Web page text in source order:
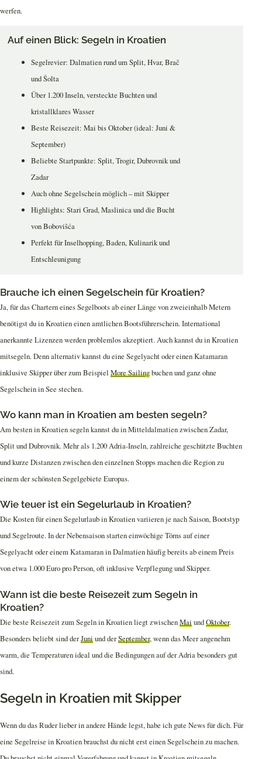
werfen.
Auf einen Blick: Segeln in Kroatien
Segelrevier: Dalmatien rund um Split, Hvar, Brač
und Šolta
Über 1.200 Inseln, versteckte Buchten und
kristallklares Wasser
Beste Reisezeit: Mai bis Oktober (ideal: Juni &
September)
Beliebte Startpunkte: Split, Trogir, Dubrovnik und
Zadar
Auch ohne Segelschein möglich – mit Skipper
Highlights: Stari Grad, Maslinica und die Bucht
von Bobovišća
Perfekt für Inselhopping, Baden, Kulinarik und
Entschleunigung
Brauche ich einen Segelschein für Kroatien?
Ja, für das Chartern eines Segelboots ab einer Länge von zweieinhalb Metern
benötigst du in Kroatien einen amtlichen Bootsführerschein. International
anerkannte Lizenzen werden problemlos akzeptiert. Auch kannst du in Kroatien
mitsegeln. Denn alternativ kannst du eine Segelyacht oder einen Katamaran
inklusive Skipper über zum Beispiel More Sailingbuchen und ganz ohne
Segelschein in See stechen.
Wo kann man in Kroatien am besten segeln?
Am besten in Kroatien segeln kannst du in Mitteldalmatien zwischen Zadar,
Split und Dubrovnik. Mehr als 1.200 Adria-Inseln, zahlreiche geschützte Buchten
und kurze Distanzen zwischen den einzelnen Stopps machen die Region zu
einem der schönsten Segelgebiete Europas.
Wie teuer ist ein Segelurlaub in Kroatien?
Die Kosten für einen Segelurlaub in Kroatien variieren je nach Saison, Bootstyp
und Segelroute. In der Nebensaison starten einwöchige Törns auf einer
Segelyacht oder einem Katamaran in Dalmatien häufig bereits ab einem Preis
von etwa 1.000 Euro pro Person, oft inklusive Verpflegung und Skipper.
Wann ist die beste Reisezeit zum Segeln in
Kroatien?
Die beste Reisezeit zum Segeln in Kroatien liegt zwischenMaiundOktober.
Besonders beliebt sind derJuniund derSeptember, wenn das Meer angenehm
warm, die Temperaturen ideal und die Bedingungen auf der Adria besonders gut
sind.
Segeln in Kroatien mit Skipper
Wenn du das Ruder lieber in andere Hände legst, habe ich gute News für dich. Für
eine Segelreise in Kroatien brauchst du nicht erst einen Segelschein zu machen.